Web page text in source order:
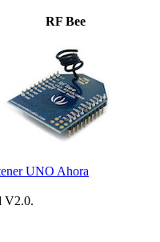
RF Bee
UNO Ahora
V2.0.